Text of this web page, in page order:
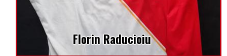
Florin Raducioiu